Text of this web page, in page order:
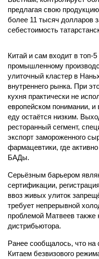
предлагая свою
более 11 тысяч долларов
себестоимость
Китай и сам входит в топ-
промышленному
улиточный кластер в
внутреннего рынка. При
кухня практически не
европейском понимании, и
еду остаётся низким.
ресторанный сегмент,
экспорт замороженного
фармацевтики, где
БАДы.
Серьёзным барьером
сертификации,
ввоз живых улиток
требует непрерывной
проблемой Матвеев также
дистрибьютора.
Ранее сообщалось, что
Китаем безвизового